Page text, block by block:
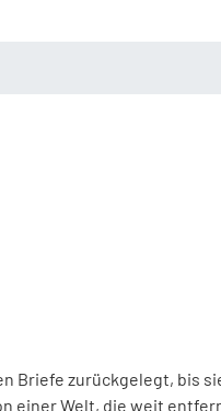
Briefe zurückgelegt, bis
einer Welt, die weit